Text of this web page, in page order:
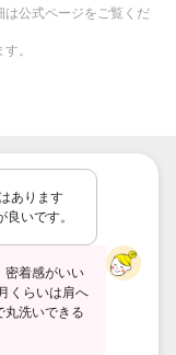
公式ページをご覧くだ
。
あります
いです。
密着感がいい
くらいは肩へ
丸洗いできる